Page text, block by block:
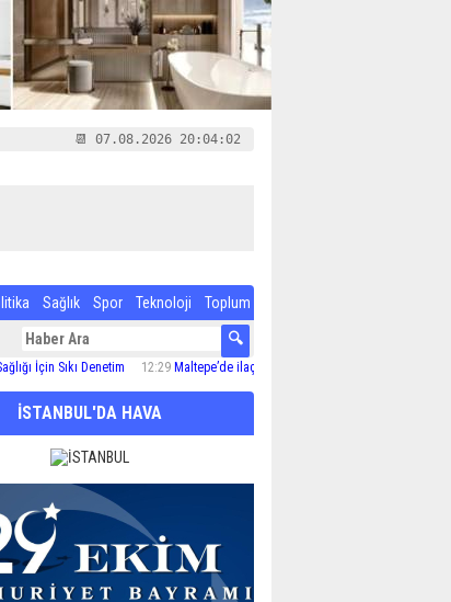
📆 07.08.2026 20:04:03
Sağlık Spor Teknoloji Toplum
Sıkı Denetim 12:29 Maltepe’de ilaçlama çalışmaları sürüyor
İSTANBUL'DA HAVA